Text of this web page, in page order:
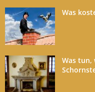
Was
Was tun,